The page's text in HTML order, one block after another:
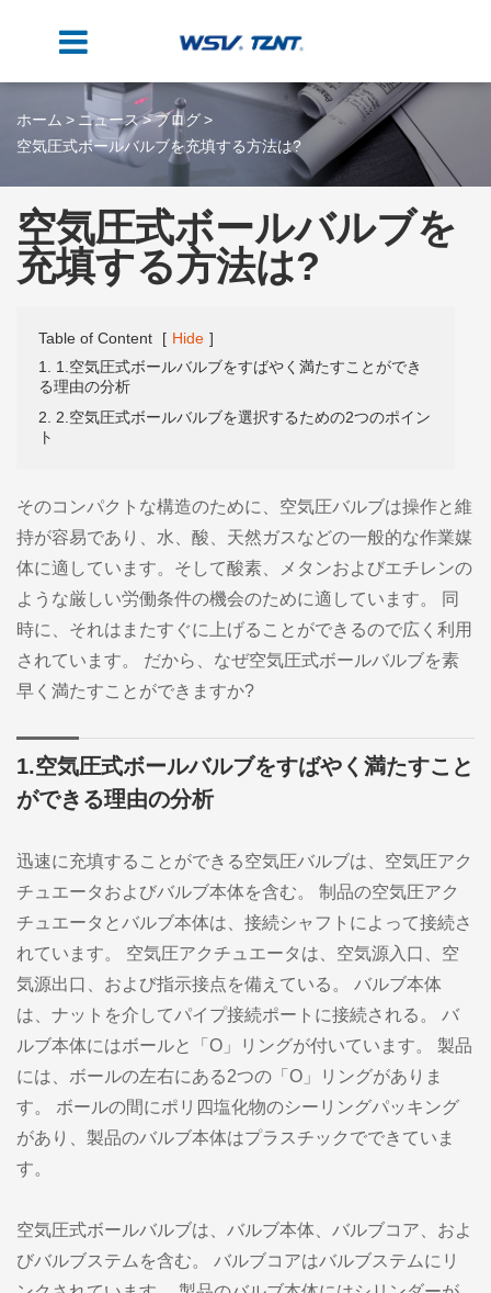
ホーム ニュース
ブログ
空気圧式ボールバルブを充填する方法は?
空気圧式ボールバルブを
充填する方法は?
Table of Content [ Hide ]
1. 1.空気圧式ボールバルブをすばやく満たすことができ
る理由の分析
2. 2.空気圧式ボールバルブを選択するための2つのポイン
ト
そのコンパクトな構造のために、空気圧バルブは操作と維
持が容易であり、水、酸、天然ガスなどの一般的な作業媒
体に適しています。そして酸素、メタンおよびエチレンの
ような厳しい労働条件の機会のために適しています。 同
時に、それはまたすぐに上げることができるので広く利用
されています。 だから、なぜ空気圧式ボールバルブを素
早く満たすことができますか?
1.空気圧式ボールバルブをすばやく満たすこと
ができる理由の分析
迅速に充填することができる空気圧バルブは、空気圧アク
チュエータおよびバルブ本体を含む。 制品の空気圧アク
チュエータとバルブ本体は、接続シャフトによって接続さ
れています。 空気圧アクチュエータは、空気源入口、空
気源出口、および指示接点を備えている。 バルブ本体
は、ナットを介してパイプ接続ポートに接続される。 バ
ルブ本体にはボールと「O」リングが付いています。 製品
には、ボールの左右にある2つの「O」リングがありま
す。 ボールの間にポリ四塩化物のシーリングパッキング
があり、製品のバルブ本体はプラスチックでできていま
す。
空気圧式ボールバルブは、バルブ本体、バルブコア、およ
びバルブステムを含む。 バルブコアはバルブステムにリ